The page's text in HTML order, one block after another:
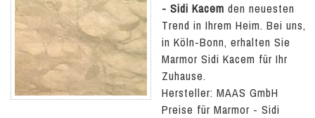
- Sidi Kacem den neuesten
Trend in Ihrem Heim. Bei uns,
in Köln-Bonn, erhalten Sie
Marmor Sidi Kacem für Ihr
Zuhause.
Hersteller: MAAS GmbH
Preise für Marmor - Sidi